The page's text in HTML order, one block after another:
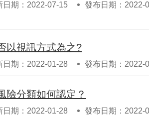
日期：2022-07-15
發布日期：2022-
以視訊方式為之?
日期：2022-01-28 發布日期：2022-
險分類如何認定？
日期：2022-01-28 發布日期：2022-